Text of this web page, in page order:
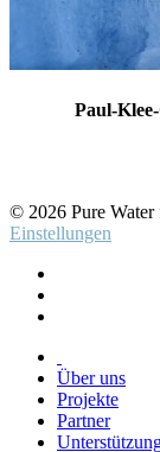
Paul-
© 2026 Pure Water
Einstellungen
Über uns
Projekte
Partner